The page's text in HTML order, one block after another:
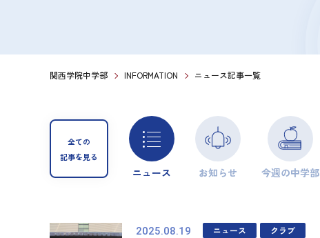
関西学院中学部 INFORMATION ニュース記事一覧
全ての
記事を見る
ニュース お知らせ 今週の中学部
2025.08.19 ニュース クラブ